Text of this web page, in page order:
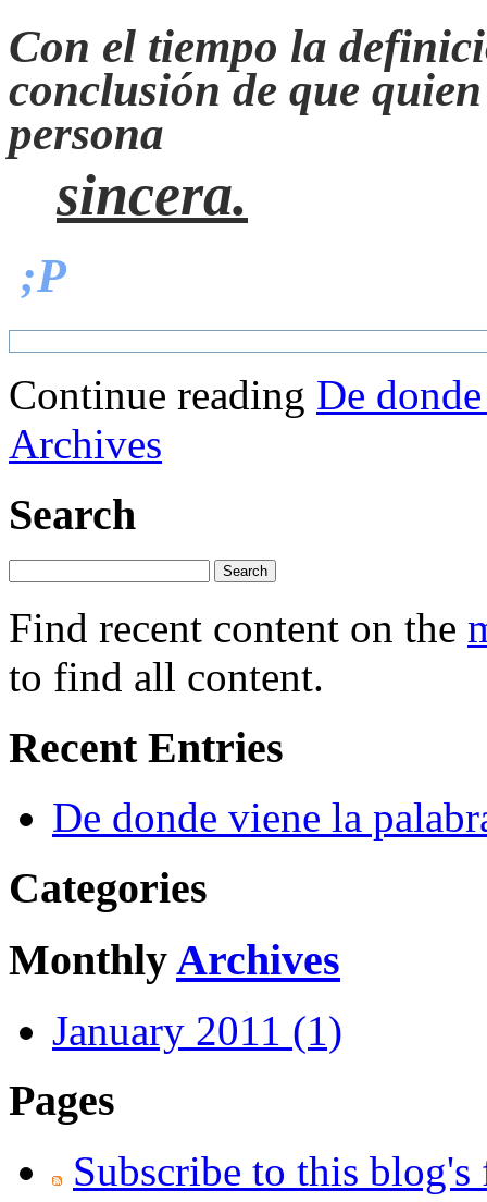
Con el tiempo la
conclusión de que
persona
sincera.
;P
Continue reading De
Archives
Search
Find recent content on the
to find all content.
Recent Entries
De donde viene la
Categories
MonthlyArchives
January 2011 (1)
Pages
Subscribe to this blog's